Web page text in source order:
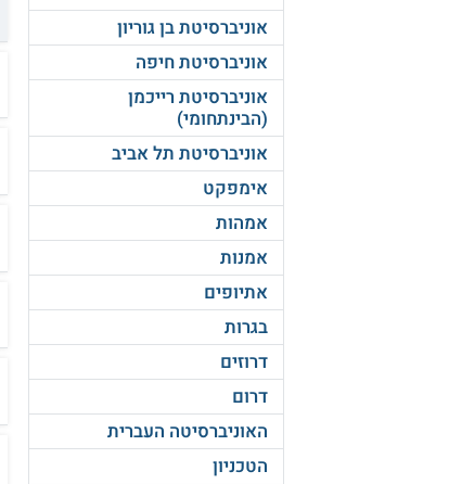
אוניברסיטת בן גוריון
אוניברסיטת חיפה
אוניברסיטת רייכמן
(הבינתחומי)
אוניברסיטת תל אביב
אימפקט
אמהות
אמנות
אתיופים
בגרות
דרוזים
דרום
האוניברסיטה העברית
הטכניון